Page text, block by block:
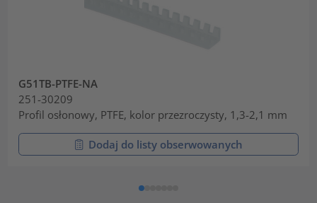
G51TB-PTFE-NA
251-30209
Profil osłonowy, PTFE, kolor przezroczysty, 1,3-2,1 mm
Dodaj do listy obserwowanych